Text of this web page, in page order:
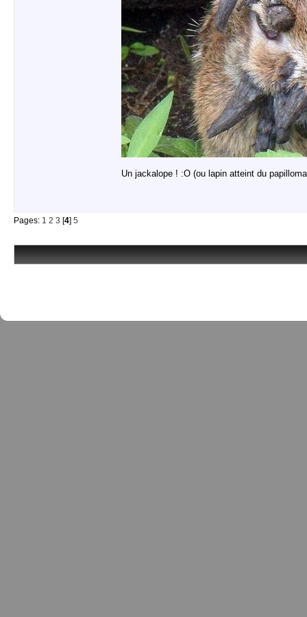
Un jackalope ! :O (ou lapin atteint du
Pages: 1 2 3 [4] 5